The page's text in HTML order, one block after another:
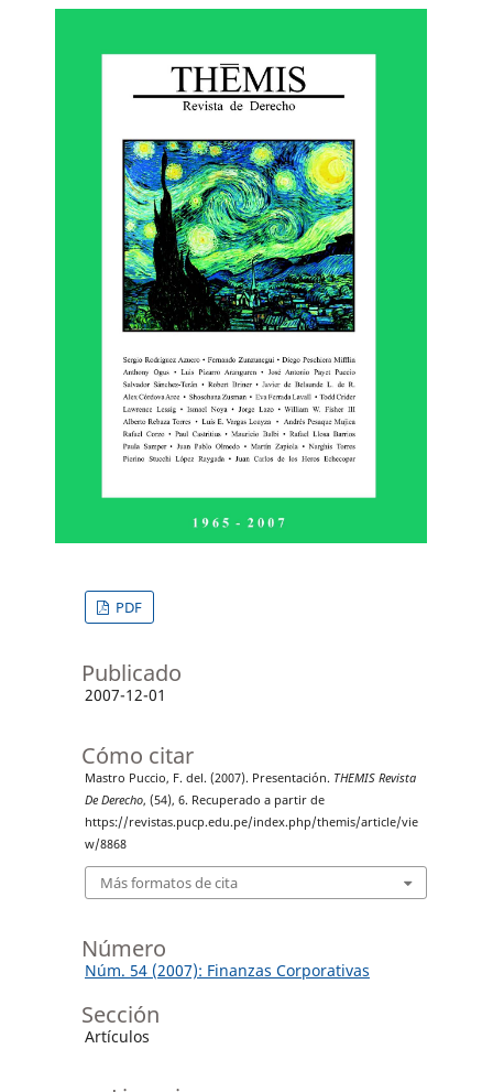
PDF
Publicado
2007-12-01
Cómo citar
Mastro Puccio, F. del. (2007). Presentación. THEMIS Revista
De Derecho, (54), 6. Recuperado a partir de
https://revistas.pucp.edu.pe/index.php/themis/article/vie
w/8868
Más formatos de cita
Número
Núm. 54 (2007): Finanzas Corporativas
Sección
Artículos